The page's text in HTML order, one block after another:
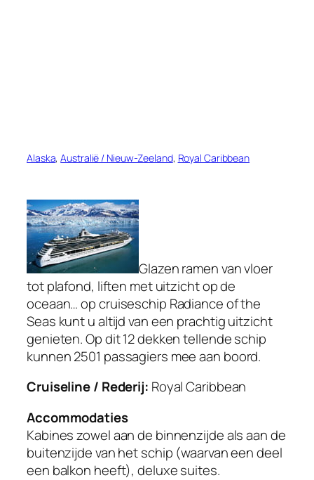
Alaska, Australië / Nieuw-Zeeland, Royal Caribbean
Glazen ramen van vloer
tot plafond, liften met uitzicht op de
oceaan… op cruiseschip Radiance of the
Seas kunt u altijd van een prachtig uitzicht
genieten. Op dit 12 dekken tellende schip
kunnen 2501 passagiers mee aan boord.
Cruiseline / Rederij: Royal Caribbean
Accommodaties
Kabines zowel aan de binnenzijde als aan de
buitenzijde van het schip (waarvan een deel
een balkon heeft), deluxe suites.